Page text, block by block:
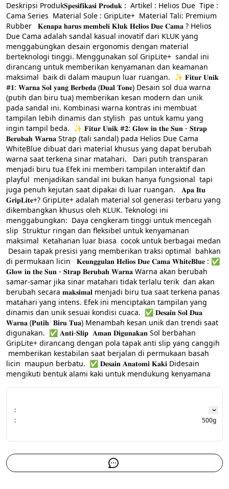
Deskripsi Produk𝐒𝐩𝐞𝐬𝐢𝐟𝐢𝐤𝐚𝐬𝐢 𝐏𝐫𝐨𝐝𝐮𝐤 :  Artikel : Helios Due  Tipe :
Cama Series  Material Sole : GripLite+  Material Tali: Premium
Rubber   𝐊𝐞𝐧𝐚𝐩𝐚 𝐡𝐚𝐫𝐮𝐬 𝐦𝐞𝐦𝐛𝐞𝐥𝐢 𝐊𝐥𝐮𝐤 𝐇𝐞𝐥𝐢𝐨𝐬 𝐃𝐮𝐞 𝐂𝐚𝐦𝐚 ? Helios
Due Cama adalah sandal kasual inovatif dari KLUK yang
menggabungkan desain ergonomis dengan material
berteknologi tinggi. Menggunakan sol GripLite+  sandal ini
dirancang untuk memberikan kenyamanan dan keamanan
maksimal  baik di dalam maupun luar ruangan.  ✨ 𝐅𝐢𝐭𝐮𝐫 𝐔𝐧𝐢𝐤
#𝟏: 𝐖𝐚𝐫𝐧𝐚 𝐒𝐨𝐥 𝐲𝐚𝐧𝐠 𝐁𝐞𝐫𝐛𝐞𝐝𝐚 (𝐃𝐮𝐚𝐥 𝐓𝐨𝐧𝐞) Desain sol dua warna
(putih dan biru tua) memberikan kesan modern dan unik
pada sandal ini. Kombinasi warna kontras ini membuat
tampilan lebih dinamis dan stylish  pas untuk kamu yang
ingin tampil beda.  ✨ 𝐅𝐢𝐭𝐮𝐫 𝐔𝐧𝐢𝐤 #𝟐: 𝐆𝐥𝐨𝐰 𝐢𝐧 𝐭𝐡𝐞 𝐒𝐮𝐧 - 𝐒𝐭𝐫𝐚𝐩
𝐁𝐞𝐫𝐮𝐛𝐚𝐡 𝐖𝐚𝐫𝐧𝐚 Strap (tali sandal) pada Helios Due Cama
WhiteBlue dibuat dari material khusus yang dapat berubah
warna saat terkena sinar matahari.   Dari putih transparan
menjadi biru tua Efek ini memberi tampilan interaktif dan
playful  menjadikan sandal ini bukan hanya fungsional  tapi
juga penuh kejutan saat dipakai di luar ruangan.   𝐀𝐩𝐚 𝐈𝐭𝐮
𝐆𝐫𝐢𝐩𝐋𝐢𝐭𝐞+? GripLite+ adalah material sol generasi terbaru yang
dikembangkan khusus oleh KLUK. Teknologi ini
menggabungkan:  Daya cengkeram tinggi untuk mencegah
slip  Struktur ringan dan fleksibel untuk kenyamanan
maksimal  Ketahanan luar biasa  cocok untuk berbagai medan
Desain tapak presisi yang memberikan traksi optimal  bahkan
di permukaan licin   𝐊𝐞𝐮𝐧𝐠𝐠𝐮𝐥𝐚𝐧 𝐇𝐞𝐥𝐢𝐨𝐬 𝐃𝐮𝐞 𝐂𝐚𝐦𝐚 𝐖𝐡𝐢𝐭𝐞𝐁𝐥𝐮𝐞 : ✅
𝐆𝐥𝐨𝐰 𝐢𝐧 𝐭𝐡𝐞 𝐒𝐮𝐧 - 𝐒𝐭𝐫𝐚𝐩 𝐁𝐞𝐫𝐮𝐛𝐚𝐡 𝐖𝐚𝐫𝐧𝐚 Warna akan berubah
samar-samar jika sinar matahari tidak terlalu terik  dan akan
berubah secara 𝐦𝐚𝐤𝐬𝐢𝐦𝐚𝐥 menjadi biru tua saat terkena panas
matahari yang intens. Efek ini menciptakan tampilan yang
dinamis dan unik sesuai kondisi cuaca.  ✅ 𝐃𝐞𝐬𝐚𝐢𝐧 𝐒𝐨𝐥 𝐃𝐮𝐚
𝐖𝐚𝐫𝐧𝐚 (𝐏𝐮𝐭𝐢𝐡  𝐁𝐢𝐫𝐮 𝐓𝐮𝐚) Menambah kesan unik dan trendi saat
digunakan.  ✅ 𝐀𝐧𝐭𝐢-𝐒𝐥𝐢𝐩  𝐀𝐦𝐚𝐧 𝐃𝐢𝐠𝐮𝐧𝐚𝐤𝐚𝐧 Sol berbahan
GripLite+ dirancang dengan pola tapak anti slip yang canggih
memberikan kestabilan saat berjalan di permukaan basah
licin  maupun berbatu.  ✅ 𝐃𝐞𝐬𝐚𝐢𝐧 𝐀𝐧𝐚𝐭𝐨𝐦𝐢 𝐊𝐚𝐤𝐢 Didesain
mengikuti bentuk alami kaki untuk mendukung kenyamana
:
:
500g